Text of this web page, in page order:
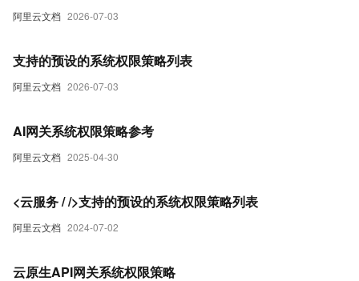
阿里云文档 2026-07-03
阿里云文档 2026-07-03
支持的预设的系统权限策略列表
阿里云文档 2025-04-30
AI网关系统权限策略参考
阿里云文档 2024-07-02
<云服务 / />支持的预设的系统权限策略列表
云原生API网关系统权限策略